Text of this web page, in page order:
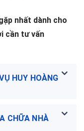
nhất dành cho
cần tư vấn
HUY HOÀNG
CHỮA NHÀ